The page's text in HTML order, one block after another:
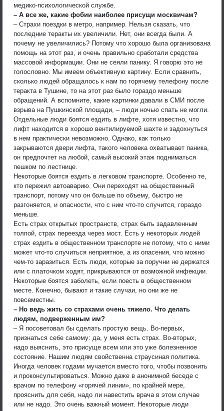
медико-психологической службе.
– А все же, какие фобии наиболее присущи москвичам?
– Страхи поездки в метро, например. Нельзя сказать, что
последние теракты их увеличили. Нет, они всегда были. А
почему не увеличились? Потому что хорошо была организована
помощь на этот раз, и очень правильно сработали средства
массовой информации. Они не сеяли панику. Я говорю это не
голословно. Мы имеем объективную картину. Если сравнить,
сколько людей обращалось к нам по горячему телефону после
теракта в Тушине, то на этот раз было гораздо меньше
обращений. А вспомните, какие картинки давали в СМИ после
взрыва на Пушкинской площади, – люди ночью спать не могли.
Отдельные люди боятся ездить в лифте, хотя известно, что
лифт находится в хорошо вентилируемой шахте и задохнуться
в нем практически невозможно. Однако, как только
закрываются двери лифта, такого человека охватывает паника,
он предпочтет на любой, самый высокий этаж подниматься
пешком по лестнице.
Некоторые боятся ездить в легковом транспорте. Особенно те,
кто пережил автоаварию. Они переходят на общественный
транспорт, потому что он больше по объему, быстро не
разгоняется, и опасности, что с ним что-то случится, гораздо
меньше.
Есть страх открытых пространств, страх быть задавленным
толпой, страх переезда через мост. Есть у некоторых людей
страх ездить в общественном транспорте не потому, что с ними
может что-то случиться неприятное, а из опасения, что можно
чем-то заразиться. Есть люди, которые за поручни не держатся
или с платочком ходят, прикрываются от возможной инфекции.
Некоторые боятся заболеть, если поесть в общественном
месте. Конечно, бывают и такие случаи, но они же не
повсеместны.
– Но ведь жить со страхами очень тяжело. Что делать
людям, подверженным им?
– Я посоветовал бы сделать простую вещь. Во-первых,
признаться себе самому: да, у меня есть страх. Во-вторых,
надо выяснить, это присуще всем или это уже болезненное
состояние. Нашим людям свойственна страусиная политика.
Иногда человек годами мучается вместо того, чтобы позвонить
и проконсультироваться. Можно даже в анонимной беседе с
врачом по телефону «горячей линии», по крайней мере,
прояснить для себя, надо ли навестить врача в этом случае
или не надо. Это очень важный момент. Некоторые люди